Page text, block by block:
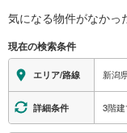
気になる物件がなかっ
現在の検索条件
エリア/路線 新潟
詳細条件 3階